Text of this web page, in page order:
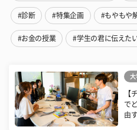
#診断 #特集企画 #もやもや
#お金の授業 #学生の君に伝えた
大
【
で
由